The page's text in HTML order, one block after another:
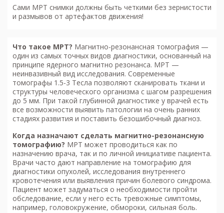
Сами МРТ снимки должны быть четкими без зернистости
и размывов от артефактов движения!
Что такое МРТ? Магнитно-резонансная томография —
один из самых точных видов диагностики, основанный на
принципе ядерного магнитно резонанса. МРТ —
неинвазивный вид исследования. Современные
томографы 1.5-3 Тесла позволяют сканировать ткани и
структуры человеческого организма с шагом разрешения
до 5 мм. При такой глубинной диагностике у врачей есть
все возможности выявить патологии на очень ранних
стадиях развития и поставить безошибочный диагноз.
Когда назначают сделать магнитно-резонансную
томографию? МРТ может проводиться как по
назначению врача, так и по личной инициативе пациента.
Врачи часто дают направление на томографию для
диагностики опухолей, исследования внутреннего
кровотечения или выявления причин болевого синдрома.
Пациент может задуматься о необходимости пройти
обследование, если у него есть тревожные симптомы,
например, головокружение, обмороки, сильная боль.